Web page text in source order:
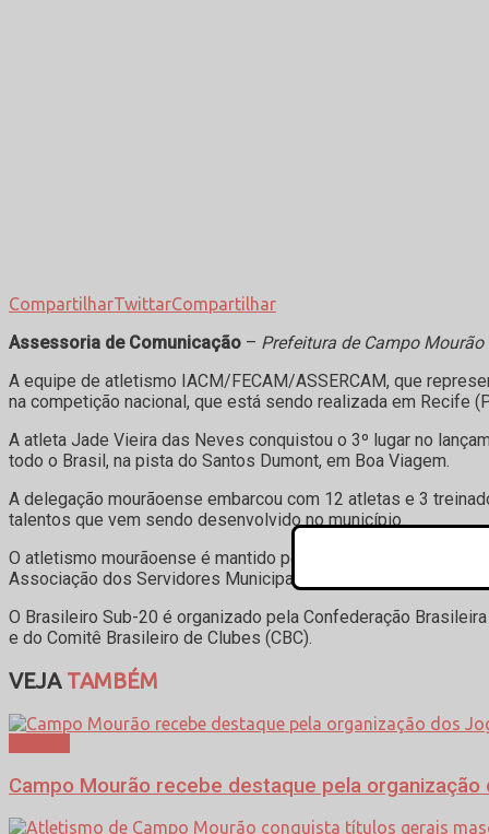
CompartilharTwittarCompartilhar
Assessoria de Comunicação – Prefeitura de Campo Mourão
A equipe de atletismo IACM/FECAM/ASSERCAM, que
na competição nacional, que está sendo realizada em Recife
A atleta Jade Vieira das Neves conquistou o 3º lugar no
todo o Brasil, na pista do Santos Dumont, em Boa Viagem.
A delegação mourãoense embarcou com 12 atletas e 3
talentos que vem sendo desenvolvido no município.
O atletismo mourãoense é mantido pela Prefeitura de Campo
Associação dos Servidores Municipais de Campo Mourão
O Brasileiro Sub-20 é organizado pela Confederação
e do Comitê Brasileiro de Clubes (CBC).
VEJATAMBÉM
Campo Mourão recebe destaque pela